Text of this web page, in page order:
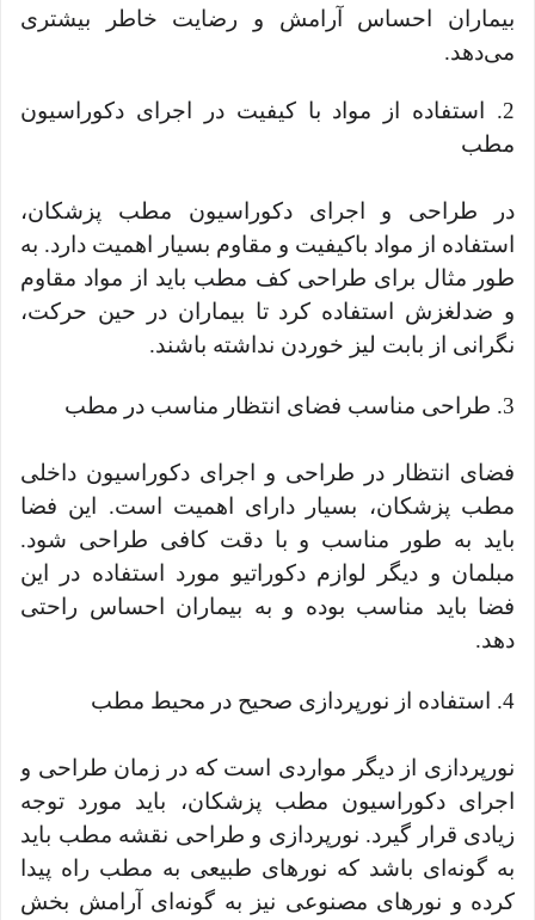
بیماران احساس آرامش و رضایت خاطر بیشتری
می‌دهد.
2. استفاده از مواد با کیفیت در اجرای دکوراسیون
مطب
در طراحی و اجرای دکوراسیون مطب پزشکان،
استفاده از مواد باکیفیت و مقاوم بسیار اهمیت دارد. به
طور مثال برای طراحی کف مطب باید از مواد مقاوم
و ضدلغزش استفاده کرد تا بیماران در حین حرکت،
نگرانی از بابت لیز خوردن نداشته باشند.
3. طراحی مناسب فضای انتظار مناسب در مطب
فضای انتظار در طراحی و اجرای دکوراسیون داخلی
مطب پزشکان، بسیار دارای اهمیت است. این فضا
باید به طور مناسب و با دقت کافی طراحی شود.
مبلمان و دیگر لوازم دکوراتیو مورد استفاده در این
فضا باید مناسب بوده و به بیماران احساس راحتی
دهد.
4. استفاده از نورپردازی صحیح در محیط مطب
نورپردازی از دیگر مواردی است که در زمان طراحی و
اجرای دکوراسیون مطب پزشکان، باید مورد توجه
زیادی قرار گیرد. نورپردازی و طراحی نقشه مطب باید
به گونه‌ای باشد که نورهای طبیعی به مطب راه پیدا
کرده و نورهای مصنوعی نیز به گونه‌ای آرامش بخش